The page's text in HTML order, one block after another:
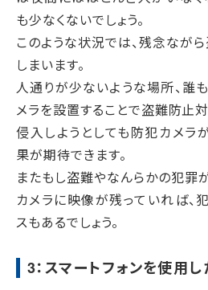
も少なくないでしょう。
このような状況では、残念なが
しまいます。
人通りが少ないような場所、誰
メラを設置することで盗難防止
侵入しようとしても防犯カメラ
果が期待できます。
またもし盗難やなんらかの犯罪
カメラに映像が残っていれば、
スもあるでしょう。
3：スマートフォンを使用